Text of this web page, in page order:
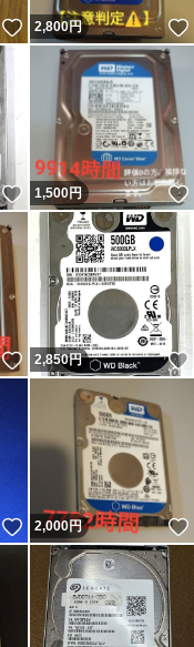
いいね！
2,800円
いいね！
1,500円
いいね！
2,850円
いいね！
2,000円